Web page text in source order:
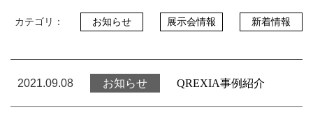
カテゴリ： お知らせ 展示会情報 新着情報
2021.09.08 お知らせ QREXIA事例紹介